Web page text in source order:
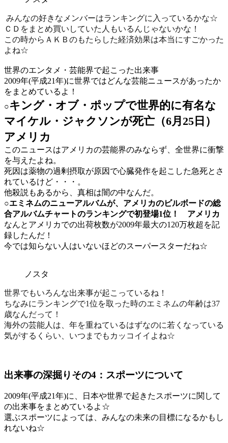
みんなの好きなメンバーはランキングに入っているかな☆
ＣＤをまとめ買いしていた人もいるんじゃないかな！
この時からＡＫＢのもたらした経済効果は本当にすごかった
よね☆
世界のエンタメ・芸能界で起こった出来事
2009年(平成21年)に世界ではどんな芸能ニュースがあったか
をまとめているよ！
○キング・オブ・ポップで世界的に有名な
マイケル・ジャクソンが死亡（6月25日）
アメリカ
このニュースはアメリカの芸能界のみならず、全世界に衝撃
を与えたよね。
死因は薬物の過剰摂取が原因で心臓発作を起こした急死とさ
れているけど・・・。
他殺説もあるから、真相は闇の中なんだ。
○エミネムのニューアルバムが、アメリカのビルボードの総
合アルバムチャートのランキングで初登場1位！
アメリカ
なんと アメリカでの出荷枚数が2009年最大の120万枚超を記
録したんだ！
今では知らない人はいないほどのスーパースターだね☆
ノスタ
世界でもいろんな出来事が起こっているね！
ちなみにランキングで1位を取った時のエミネムの年齢は37
歳なんだって！
海外の芸能人は、年を重ねているはずなのに若くなっている
気がするくらい、いつまでもカッコイイよね☆
出来事の深掘りその4：スポーツについて
2009年(平成21年)に、日本や世界で起きたスポーツに関して
の出来事をまとめているよ☆
選ぶスポーツによっては、みんなの未来の目標になるかもし
れないね☆